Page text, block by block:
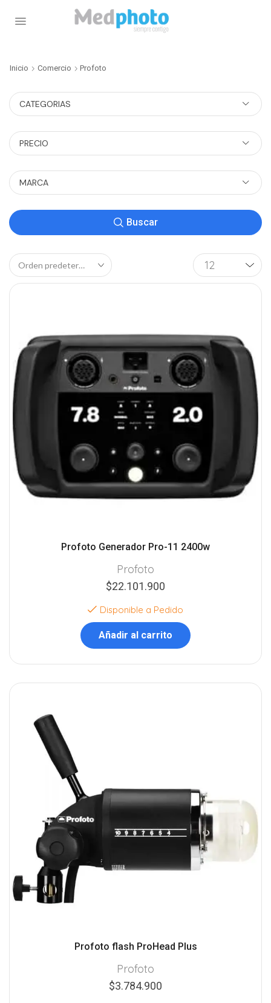
Inicio Comercio Profoto
CATEGORIAS
PRECIO
MARCA
Buscar
Profoto Generador Pro-11 2400w
Profoto
$22.101.900
Disponible a Pedido
Añadir al carrito
Profoto flash ProHead Plus
Profoto
$3.784.900